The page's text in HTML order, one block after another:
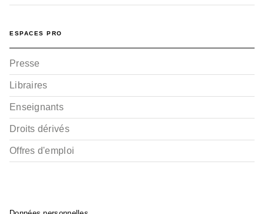
ESPACES PRO
Presse
Libraires
Enseignants
Droits dérivés
Offres d'emploi